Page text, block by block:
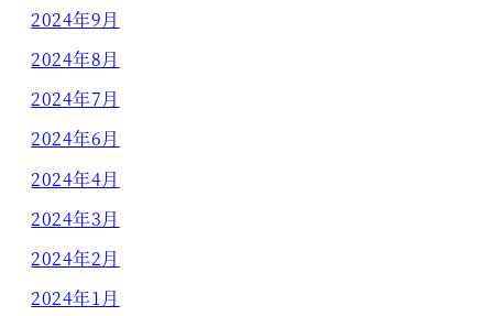
2024年9月
2024年8月
2024年7月
2024年6月
2024年4月
2024年3月
2024年2月
2024年1月